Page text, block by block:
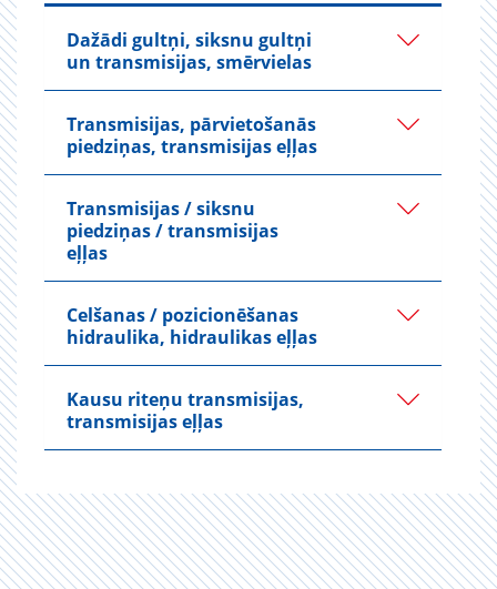
Dažādi gultņi, siksnu gultņi
un transmisijas, smērvielas
Transmisijas, pārvietošanās
piedziņas, transmisijas eļļas
Transmisijas / siksnu
piedziņas / transmisijas
eļļas
Celšanas / pozicionēšanas
hidraulika, hidraulikas eļļas
Kausu riteņu transmisijas,
transmisijas eļļas